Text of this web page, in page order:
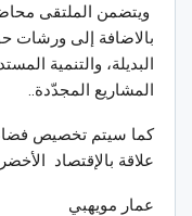
ويتضمن الملتقى
بالاضافة إلى ورشات
البديلة، والتنمية
المشاريع المجدّدة..
كما سيتم تخصيص
علاقة بالإقتصاد
عمار مويهبي